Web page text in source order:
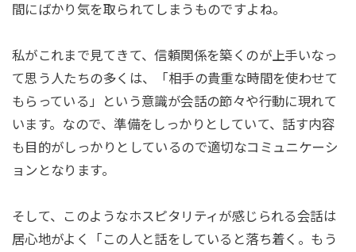
間にばかり気を取られてしまうものですよね。
私がこれまで見てきて、信頼関係を築くのが上手いなっ
て思う人たちの多くは、「相手の貴重な時間を使わせて
もらっている」という意識が会話の節々や行動に現れて
います。なので、準備をしっかりとしていて、話す内容
も目的がしっかりとしているので適切なコミュニケーシ
ョンとなります。
そして、このようなホスピタリティが感じられる会話は
居心地がよく「この人と話をしていると落ち着く。もう